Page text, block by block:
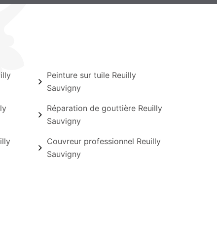
Peinture sur tuile Reuilly
Sauvigny
Réparation de gouttière Reuilly
Sauvigny
Couvreur professionnel Reuilly
Sauvigny